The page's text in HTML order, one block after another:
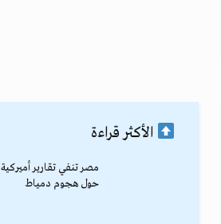
الأكثر قراءة
مصر تنفي تقارير أميركية
حول هجوم دمياط